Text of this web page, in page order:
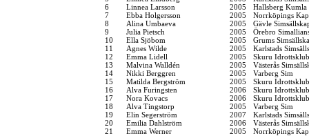
6
Linnea Larsson 2005
Hallsberg
7
Ebba Holgersson 2005
Norrköpings
8
Alina Umbaeva 2005
Gävle
9
Julia Pietsch 2005
Örebro
10
Ella Sjöbom 2005
Grums
11
Agnes Wilde 2005
Karlstads
12
Emma Lidell 2005
Skuru
13
Malvina Walldén 2005
Västerås
14
Nikki Berggren 2005
Varberg Sim
15
Matilda Bergström 2005
Skuru
16
Alva Furingsten 2006
Skuru
17
Nora Kovacs 2006
Skuru
18
Alva Tingstorp 2005
Varberg Sim
19
Elin Segerström 2007
Karlstads
20
Emilia Dahlström 2006
Västerås
21
Emma Werner 2005 Norrköpings